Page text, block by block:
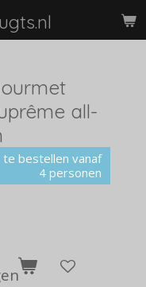
all-
te bestellen vanaf
4 personen